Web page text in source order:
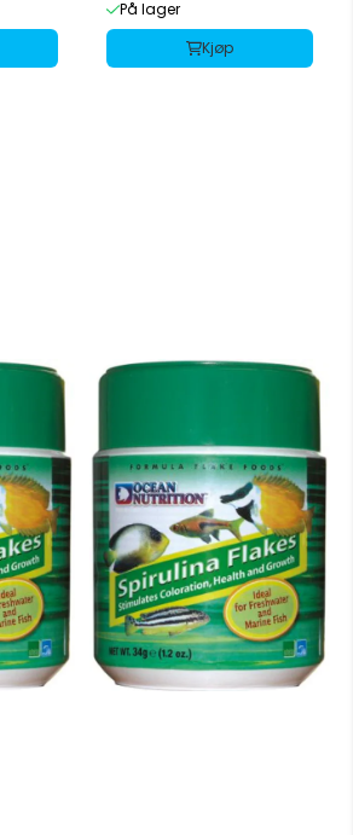
På lager
Kjøp